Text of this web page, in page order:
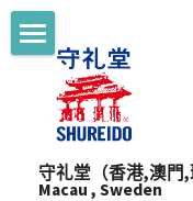
守礼堂（香港,澳門,
Macau , Sweden
主頁 Main
起源 Story
服務 Services
WKF Approved
Karate Gi -